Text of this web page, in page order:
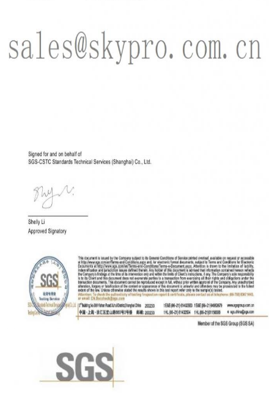
একটি বার্তা রেখে যান
আমরা শীঘ্রই আপনাকে আবার কল